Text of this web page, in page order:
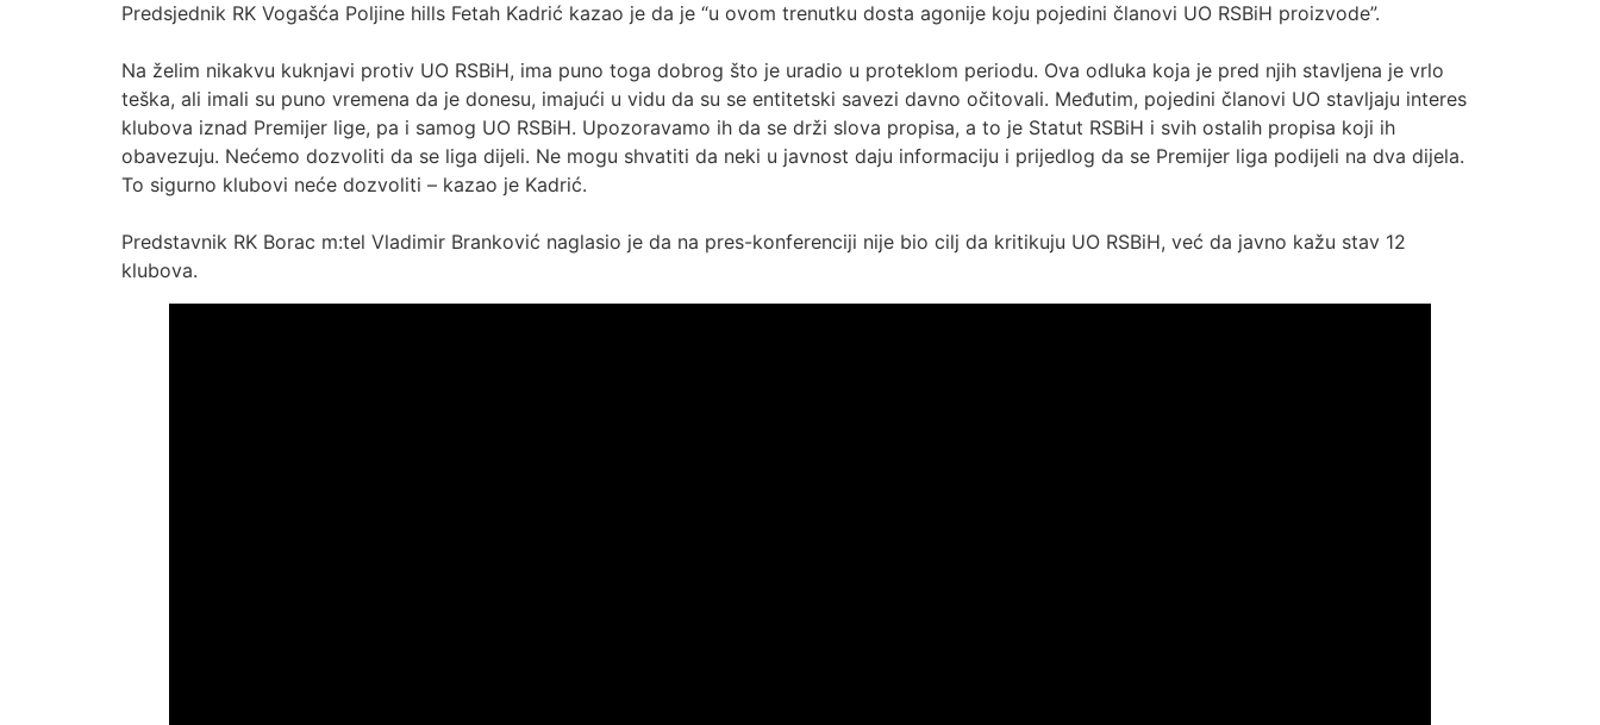
Predsjednik RK Vogašća Poljine hills Fetah Kadrić kazao je da je “u ovom trenutku dosta agonije koju pojedini članovi UO RSBiH proizvode”.
Na želim nikakvu kuknjavi protiv UO RSBiH, ima puno toga dobrog što je uradio u proteklom periodu. Ova odluka koja je pred njih stavljena je vrlo
teška, ali imali su puno vremena da je donesu, imajući u vidu da su se entitetski savezi davno očitovali. Međutim, pojedini članovi UO stavljaju interes
klubova iznad Premijer lige, pa i samog UO RSBiH. Upozoravamo ih da se drži slova propisa, a to je Statut RSBiH i svih ostalih propisa koji ih
obavezuju. Nećemo dozvoliti da se liga dijeli. Ne mogu shvatiti da neki u javnost daju informaciju i prijedlog da se Premijer liga podijeli na dva dijela.
To sigurno klubovi neće dozvoliti – kazao je Kadrić.
Predstavnik RK Borac m:tel Vladimir Branković naglasio je da na pres-konferenciji nije bio cilj da kritikuju UO RSBiH, već da javno kažu stav 12
klubova.